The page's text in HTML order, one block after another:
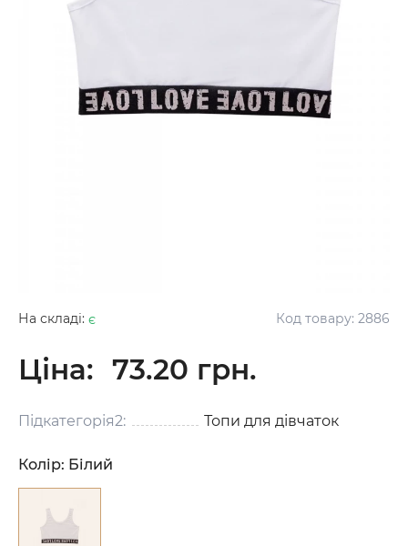
На складі: є Код товару: 2886
Ціна: 73.20 грн.
Підкатегорія2: Топи для дівчаток
Колір: Білий